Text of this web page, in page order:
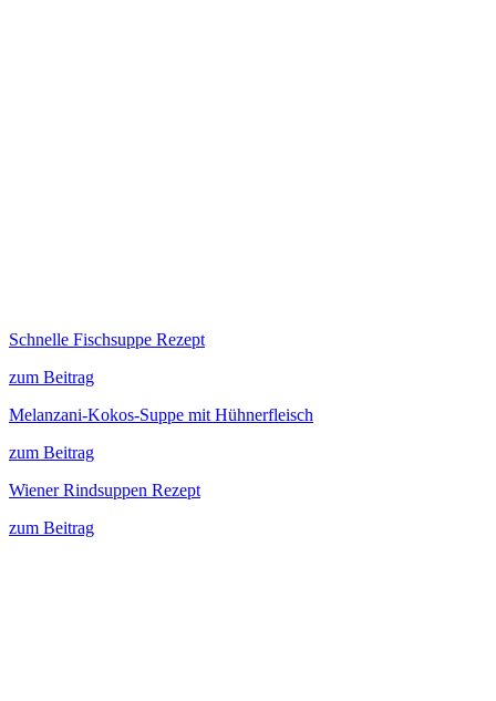
Schnelle Fischsuppe Rezept
zum Beitrag
Melanzani-Kokos-Suppe mit Hühnerfleisch
zum Beitrag
Wiener Rindsuppen Rezept
zum Beitrag